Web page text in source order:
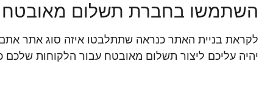
השתמשו בחברת תשלום מאובטח
לקראת בניית האתר כנראה שתתלבטו איזה סוג אתר
יהיה עליכם ליצור תשלום מאובטח עבור הלקוחות שלכם